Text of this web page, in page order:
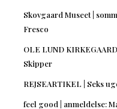
Skovgaard Museet |
Fresco
OLE LUND
Skipper
REJSEARTIKEL | Seks
feel good | anmeldelse: